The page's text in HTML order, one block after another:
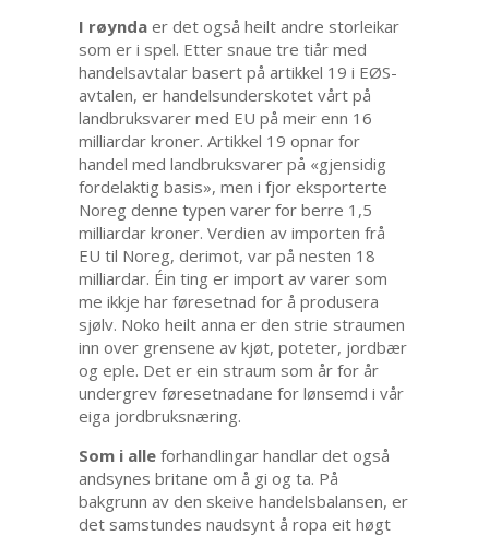
I røynda er det også heilt andre storleikar
som er i spel. Etter snaue tre tiår med
handelsavtalar basert på artikkel 19 i EØS-
avtalen, er handelsunderskotet vårt på
landbruksvarer med EU på meir enn 16
milliardar kroner. Artikkel 19 opnar for
handel med landbruksvarer på «gjensidig
fordelaktig basis», men i fjor eksporterte
Noreg denne typen varer for berre 1,5
milliardar kroner. Verdien av importen frå
EU til Noreg, derimot, var på nesten 18
milliardar. Éin ting er import av varer som
me ikkje har føresetnad for å produsera
sjølv. Noko heilt anna er den strie straumen
inn over grensene av kjøt, poteter, jordbær
og eple. Det er ein straum som år for år
undergrev føresetnadane for lønsemd i vår
eiga jordbruksnæring.
Som i alle forhandlingar handlar det også
andsynes britane om å gi og ta. På
bakgrunn av den skeive handelsbalansen, er
det samstundes naudsynt å ropa eit høgt